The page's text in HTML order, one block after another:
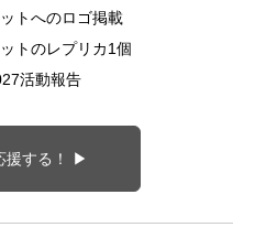
トへのロゴ掲載
トのレプリカ1個
活動報告
援する！ ▶